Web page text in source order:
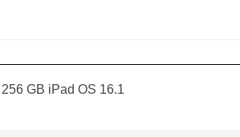
GB iPad OS 16.1